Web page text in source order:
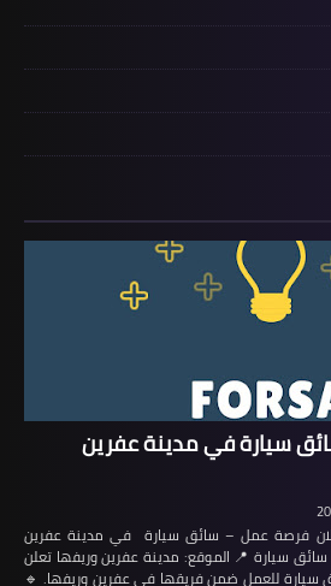
سيارة في مدينة عفرين
عمل – سائق سيارة في مدينة عفرين
سيارة 📍 الموقع: مدينة عفرين وريفها تعلن
سيارة للعمل ضمن فريقها في عفرين وريفها. 🔹